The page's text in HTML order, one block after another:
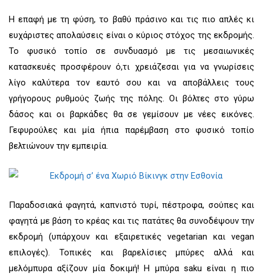
Η επαφή με τη φύση, το βαθύ πράσινο και τις πιο απλές κι
ευχάριστες απολαύσεις είναι ο κύριος στόχος της εκδρομής.
Το φυσικό τοπίο σε συνδυασμό με τις μεσαιωνικές
κατασκευές προσφέρουν ό,τι χρειάζεσαι για να γνωρίσεις
λίγο καλύτερα τον εαυτό σου και να αποβάλλεις τους
γρήγορους ρυθμούς ζωής της πόλης. Οι βόλτες στο γύρω
δάσος και οι βαρκάδες θα σε γεμίσουν με νέες εικόνες.
Γεφυρούλες και μία ήπια παρέμβαση στο φυσικό τοπίο
βελτιώνουν την εμπειρία.
Παραδοσιακά φαγητά, καπνιστό τυρί, πέστροφα, σούπες και
φαγητά με βάση το κρέας και τις πατάτες θα συνοδέψουν την
εκδρομή (υπάρχουν και εξαιρετικές vegetarian και vegan
επιλογές). Τοπικές και βαρελίσιες μπύρες αλλά και
μελόμπυρα αξίζουν μία δοκιμή! Η μπύρα saku είναι η πιο